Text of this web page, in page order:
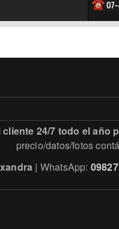
24/7 todo el año
precio/datos/fotos
| WhatsApp: